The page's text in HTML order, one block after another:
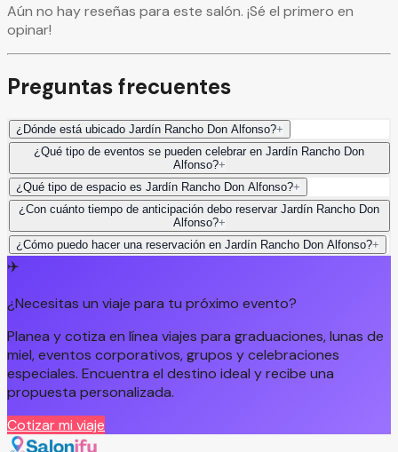
Aún no hay reseñas para este salón. ¡Sé el primero en
opinar!
Preguntas frecuentes
¿Dónde está ubicado Jardín Rancho Don Alfonso?+
¿Qué tipo de eventos se pueden celebrar en Jardín Rancho Don
Alfonso?+
¿Qué tipo de espacio es Jardín Rancho Don Alfonso?+
¿Con cuánto tiempo de anticipación debo reservar Jardín Rancho Don
Alfonso?+
¿Cómo puedo hacer una reservación en Jardín Rancho Don Alfonso?+
✈️
¿Necesitas un viaje para tu próximo evento?
Planea y cotiza en línea viajes para graduaciones, lunas de
miel, eventos corporativos, grupos y celebraciones
especiales. Encuentra el destino ideal y recibe una
propuesta personalizada.
Cotizar mi viaje